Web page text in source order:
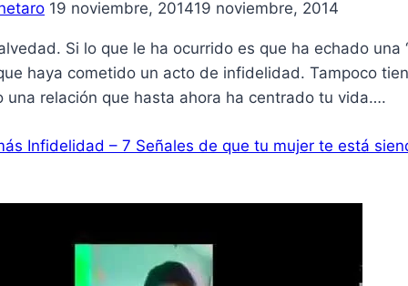
19 noviembre, 201419 noviembre, 2014
Si lo que le ha ocurrido es que ha echado
haya cometido un acto de infidelidad. Tampoco
una relación que hasta ahora ha centrado tu vida….
Infidelidad – 7 Señales de que tu mujer te está